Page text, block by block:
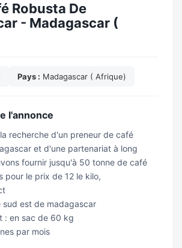
Robusta De
- Madagascar (
Pays : Madagascar ( Afrique)
l'annonce
recherche d'un preneur de café
et d'une partenariat à long
fournir jusqu'à 50 tonne de café
pour le prix de 12 le kilo,
sud est de madagascar
: en sac de 60 kg
par mois